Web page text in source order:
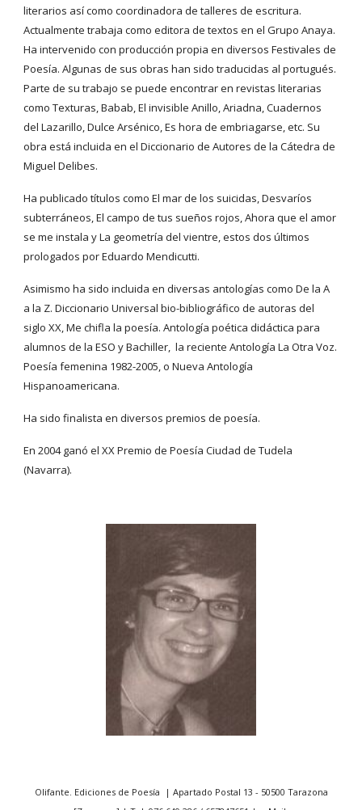
literarios así como coordinadora de talleres de escritura.
Actualmente trabaja como editora de textos en el Grupo Anaya.
Ha intervenido con producción propia en diversos Festivales de
Poesía. Algunas de sus obras han sido traducidas al portugués.
Parte de su trabajo se puede encontrar en revistas literarias
como Texturas, Babab, El invisible Anillo, Ariadna, Cuadernos
del Lazarillo, Dulce Arsénico, Es hora de embriagarse, etc. Su
obra está incluida en el Diccionario de Autores de la Cátedra de
Miguel Delibes.
Ha publicado títulos como El mar de los suicidas, Desvaríos
subterráneos, El campo de tus sueños rojos, Ahora que el amor
se me instala y La geometría del vientre, estos dos últimos
prologados por Eduardo Mendicutti.
Asimismo ha sido incluida en diversas antologías como De la A
a la Z. Diccionario Universal bio-bibliográfico de autoras del
siglo XX, Me chifla la poesía. Antología poética didáctica para
alumnos de la ESO y Bachiller,  la reciente Antología La Otra Voz.
Poesía femenina 1982-2005, o Nueva Antología
Hispanoamericana.
Ha sido finalista en diversos premios de poesía.
En 2004 ganó el XX Premio de Poesía Ciudad de Tudela
(Navarra).
Olifante. Ediciones de Poesía | Apartado Postal 13 - 50500 Tarazona